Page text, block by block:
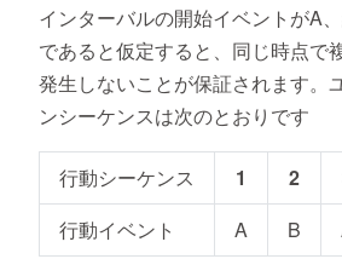
インターバルの開始イベントがA
であると仮定すると、同じ時点で
発生しないことが保証されます。
ンシーケンスは次のとおりです
行動シーケンス 1 2
行動イベント
A B